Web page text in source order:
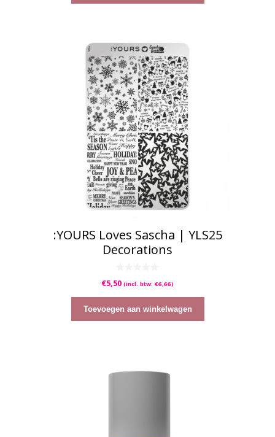
:YOURS Loves Sascha | YLS25
Decorations
0
v
5
€5,50 (incl. btw: €6,66)
Toevoegen aan winkelwagen